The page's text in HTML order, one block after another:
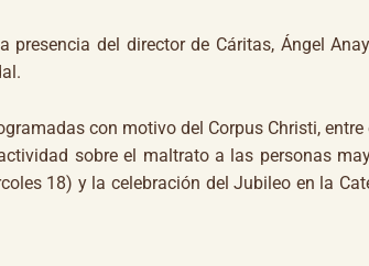
del director de Cáritas, Ángel
con motivo del Corpus Christi, entre
sobre el maltrato a las personas
18) y la celebración del Jubileo en la